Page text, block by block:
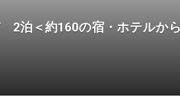
泊＜約160の宿・ホテルから